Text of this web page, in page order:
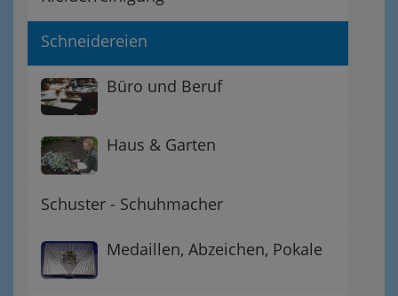
Schneidereien
Büro und Beruf
Haus & Garten
Schuster - Schuhmacher
Medaillen, Abzeichen, Pokale